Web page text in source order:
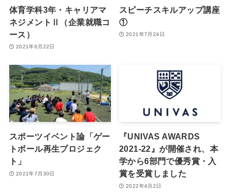
体育学科3年・キャリアマ
ネジメントⅡ（企業就職コ
ース）
2021年6月22日
スピーチスキルアップ講座
①
2021年7月24日
スポーツイベント論「ゲー
トボール再生プロジェク
ト」
2021年7月30日
『UNIVAS AWARDS
2021-22』が開催され、本
学から6部門で優秀賞・入
賞を受賞しました
2022年4月2日